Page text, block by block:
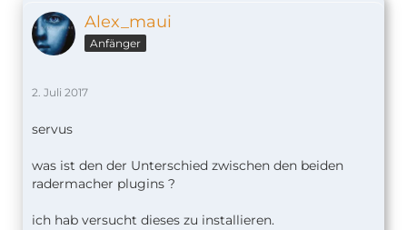
Alex_maui
Anfänger
2. Juli 2017
servus
was ist den der Unterschied zwischen den beiden
radermacher plugins ?
ich hab versucht dieses zu installieren.